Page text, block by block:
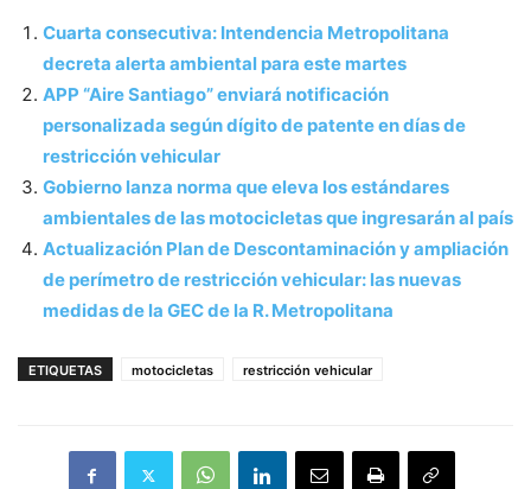
Cuarta consecutiva: Intendencia Metropolitana
decreta alerta ambiental para este martes
APP “Aire Santiago” enviará notificación
personalizada según dígito de patente en días de
restricción vehicular
Gobierno lanza norma que eleva los estándares
ambientales de las motocicletas que ingresarán al país
Actualización Plan de Descontaminación y ampliación
de perímetro de restricción vehicular: las nuevas
medidas de la GEC de la R. Metropolitana
ETIQUETAS motocicletas restricción vehicular